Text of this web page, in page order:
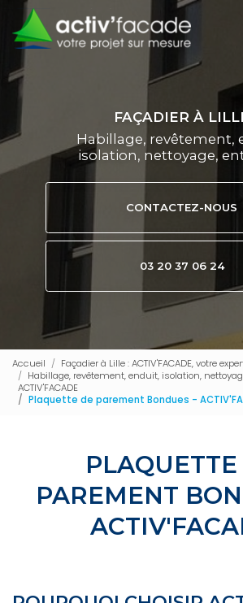
contenu
principal
FAÇADIER À
Habillage, revêtement,
isolation, nettoyage,
CONTACTEZ-NOUS
03 20 37 06 24
Accueil
Façadier à Lille : ACTIV'FACADE, votre
Habillage, revêtement, enduit, isolation,
ACTIV'FACADE
Plaquette de parement Bondues -
PLAQUETTE
PAREMENT